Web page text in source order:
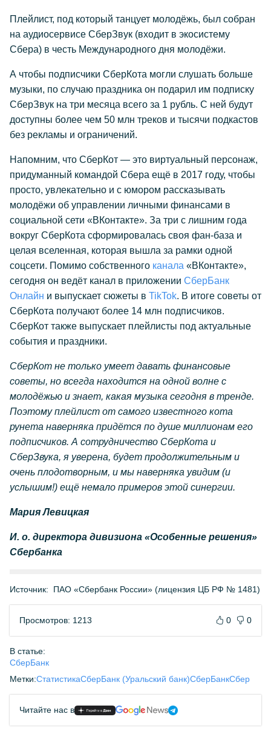
Плейлист, под который танцует молодёжь, был собран
на аудиосервисе СберЗвук (входит в экосистему
Сбера) в честь Международного дня молодёжи.
А чтобы подписчики СберКота могли слушать больше
музыки, по случаю праздника он подарил им подписку
СберЗвук на три месяца всего за 1 рубль. С ней будут
доступны более чем 50 млн треков и тысячи подкастов
без рекламы и ограничений.
Напомним, что СберКот — это виртуальный персонаж,
придуманный командой Сбера ещё в 2017 году, чтобы
просто, увлекательно и с юмором рассказывать
молодёжи об управлении личными финансами в
социальной сети «ВКонтакте». За три с лишним года
вокруг СберКота сформировалась своя фан-база и
целая вселенная, которая вышла за рамки одной
соцсети. Помимо собственного канала «ВКонтакте»,
сегодня он ведёт канал в приложении СберБанк
Онлайн и выпускает сюжеты в TikTok. В итоге советы от
СберКота получают более 14 млн подписчиков.
СберКот также выпускает плейлисты под актуальные
события и праздники.
СберКот не только умеет давать финансовые
советы, но всегда находится на одной волне с
молодёжью и знает, какая музыка сегодня в тренде.
Поэтому плейлист от самого известного кота
рунета наверняка придётся по душе миллионам его
подписчиков. А сотрудничество СберКота и
СберЗвука, я уверена, будет продолжительным и
очень плодотворным, и мы наверняка увидим (и
услышим!) ещё немало примеров этой синергии.
Мария Левицкая
И. о. директора дивизиона «Особенные решения»
Сбербанка
Источник: ПАО «Сбербанк России» (лицензия ЦБ РФ № 1481)
Просмотров: 1213 0 0
В статье:
СберБанк
Метки:СтатистикаСберБанк (Уральский банк)СберБанкСбер
Читайте нас в